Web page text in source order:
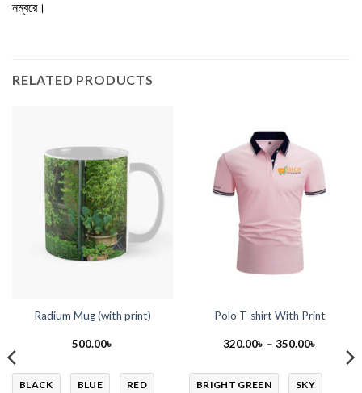
নম্বরে।
RELATED PRODUCTS
Radium Mug (with print)
500.00৳
BLACK BLUE RED
Polo T-shirt With Print
320.00৳ – 350.00৳
320.00৳
through
BRIGHT GREEN SKY